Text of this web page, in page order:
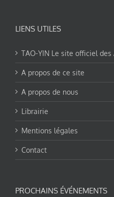
LIENS UTILES
TAO-YIN Le site officiel
A propos de ce site
A propos de nous
Librairie
Mentions légales
Contact
PROCHAINS ÉVÉNEMENTS